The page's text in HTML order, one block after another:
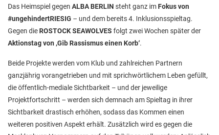
Das Heimspiel gegen ALBA BERLIN steht ganz im Fokus von
#ungehindertRIESIG – und dem bereits 4. Inklusionsspieltag.
Gegen die ROSTOCK SEAWOLVES folgt zwei Wochen später der
Aktionstag von ‚Gib Rassismus einen Korb‘.
Beide Projekte werden vom Klub und zahlreichen Partnern
ganzjährig vorangetrieben und mit sprichwörtlichem Leben gefüllt,
die öffentlich-mediale Sichtbarkeit – und der jeweilige
Projektfortschritt – werden sich demnach am Spieltag in ihrer
Sichtbarkeit drastisch erhöhen, sodass das Kommen einen
weiteren positiven Aspekt erhält. Zusätzlich wird es gegen die